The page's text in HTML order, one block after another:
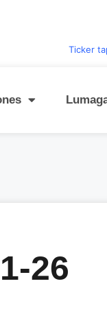
Ticker
26